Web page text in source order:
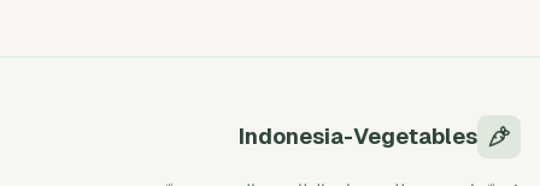
Indonesia-Vegetables